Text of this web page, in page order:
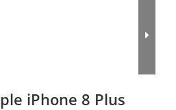
iPhone 8 Plus